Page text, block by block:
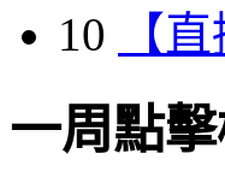
10
【
一周點